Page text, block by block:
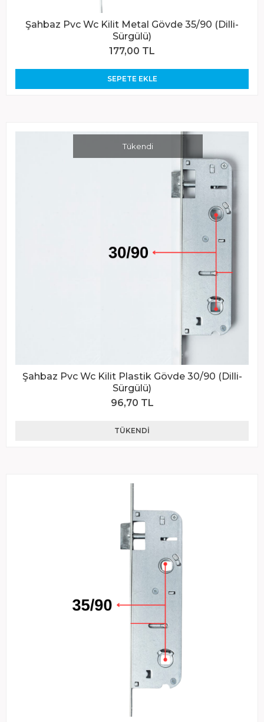
Şahbaz Pvc Wc Kilit Metal Gövde 35/90 (Dilli-
Sürgülü)
177,00 TL
SEPETE EKLE
Tükendi
Şahbaz Pvc Wc Kilit Plastik Gövde 30/90 (Dilli-
Sürgülü)
96,70 TL
TÜKENDI